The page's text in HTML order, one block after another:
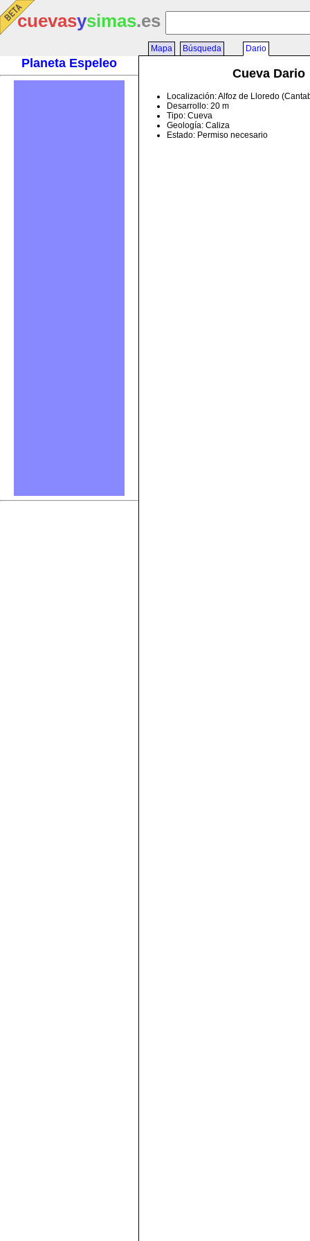
cuevasysimas.es
Planeta Espeleo
Mapa Búsqueda Dario
Cueva Dario
Localización: Alfoz de Lloredo
Desarrollo: 20 m
Tipo: Cueva
Geología: Caliza
Estado: Permiso necesario